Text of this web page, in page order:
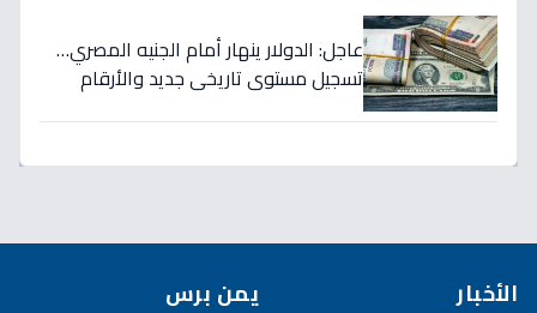
عاجل: الدولار ينهار أمام الجنيه المصري…
تسجيل مستوى تاريخي جديد والأرقام
الأخبار يمن برس